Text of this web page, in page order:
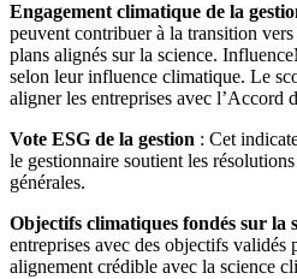
Engagement climatique de la
peuvent contribuer à la transition
plans alignés sur la science.
selon leur influence climatique. Le
aligner les entreprises avec l’Accord
Vote ESG de la gestion : Cet
le gestionnaire soutient les
générales.
Objectifs climatiques fondés sur la
entreprises avec des objectifs
alignement crédible avec la science